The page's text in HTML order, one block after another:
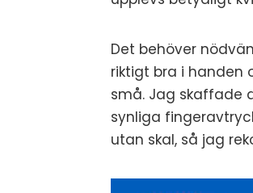
Det behöver
riktigt bra i handen
små. Jag skaffade
synliga
utan skal, så jag